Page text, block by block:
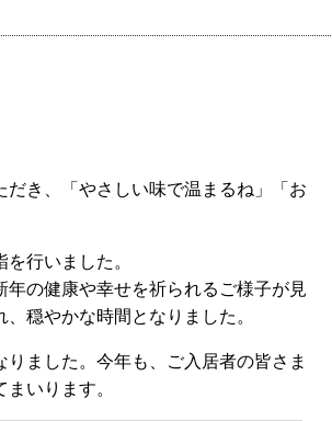
き、「やさしい味で温まるね」「お
行いました。
の健康や幸せを祈られるご様子が見
穏やかな時間となりました。
ました。今年も、ご入居者の皆さま
いります。